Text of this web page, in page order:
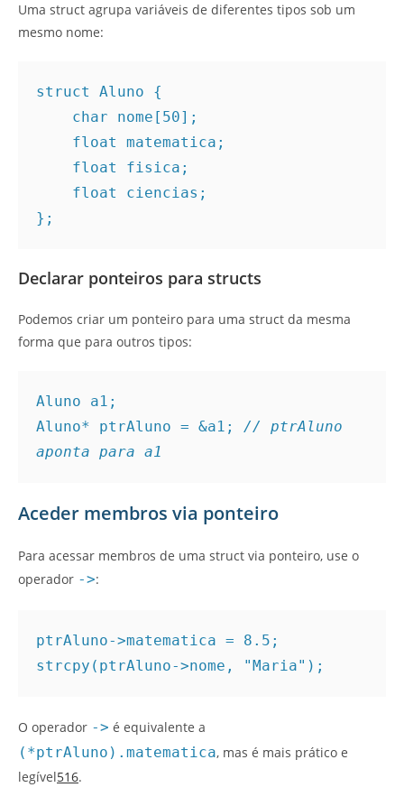
Uma struct agrupa variáveis de diferentes tipos sob um
mesmo nome:
struct Aluno {
    char nome[50];
    float matematica;
    float fisica;
    float ciencias;
};
Declarar ponteiros para structs
Podemos criar um ponteiro para uma struct da mesma
forma que para outros tipos:
Aluno a1;
Aluno* ptrAluno = &a1; // ptrAluno
aponta para a1
Aceder membros via ponteiro
Para acessar membros de uma struct via ponteiro, use o
operador ->:
ptrAluno->matematica = 8.5;
strcpy(ptrAluno->nome, "Maria");
O operador -> é equivalente a
(*ptrAluno).matematica, mas é mais prático e
legível516.